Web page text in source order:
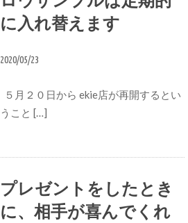
に入れ替えます
2020/05/23
５月２０日から ekie店が再開するとい
うこと […]
プレゼントをしたとき
に、相手が喜んでくれ